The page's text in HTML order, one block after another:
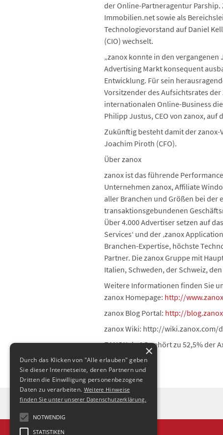
der Online-Partneragentur
Immobilien.net sowie als
Technologievorstand auf Daniel
(CIO) wechselt.
„zanox konnte in den
Advertising Markt konsequent
Entwicklung. Für sein
Vorsitzender des Aufsichtsrates
internationalen Online-Business
Philipp Justus, CEO von zanox, auf
Zukünftig besteht damit der zanox-
Joachim Piroth (CFO).
Über zanox
zanox ist das führende
Unternehmen zanox, Affiliate
aller Branchen und Größen bei
transaktionsgebundenen
Über 4.000 Advertiser setzen auf
Services‘ und der ‚zanox
Branchen-Expertise, höchste
Partner. Die zanox Gruppe mit
Italien, Schweden, der Schweiz,
Weitere Informationen finden Sie
zanox Homepage: http://
zanox Blog Portal: http://
zanox Wiki: http://wiki.zanox.com/
ZANOX.de AG gehört zu 52,5% der
×
Durch das Klicken von "Alle erlauben" geben
Sie dieser Internetseite, deren Partnern und
Dritten die Einwilligung personenbezogene
Daten zu verarbeiten. Weitere Hinweise
finden Sie unter unserer Datenschutzerklärung.
NOTWENDIG
STATISTIKEN